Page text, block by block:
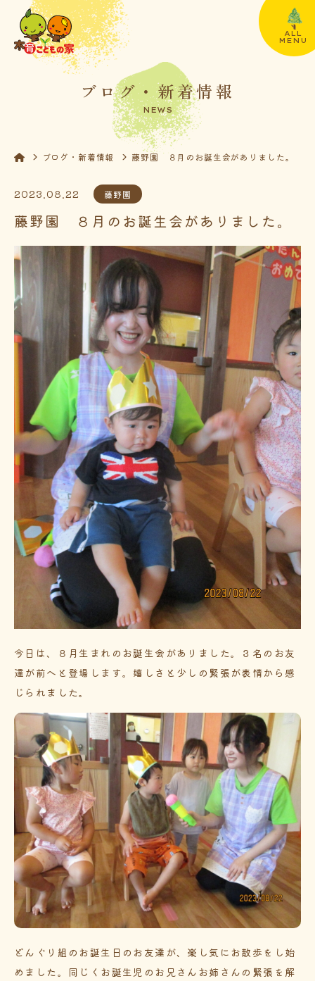
ALL
MENU
ブログ・新着情報
NEWS
ブログ・新着情報 藤野園 ８月のお誕生会がありました。
2023.08.22 藤野園
藤野園 ８月のお誕生会がありました。
今日は、８月生まれのお誕生会がありました。３名のお友
達が前へと登場します。嬉しさと少しの緊張が表情から感
じられました。
どんぐり組のお誕生日のお友達が、楽し気にお散歩をし始
めました。同じくお誕生児のお兄さんお姉さんの緊張を解